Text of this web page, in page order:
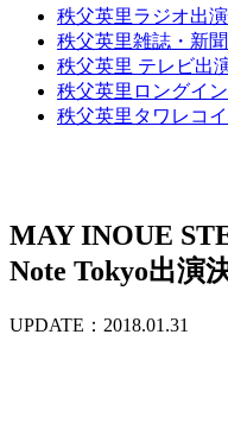
秩父英里ラジオ出
秩父英里雑誌・新
秩父英里 テレビ出
秩父英里ロングイ
秩父英里タワレコ
MAY INOUE
Note Tokyo出演
UPDATE：2018.01.31